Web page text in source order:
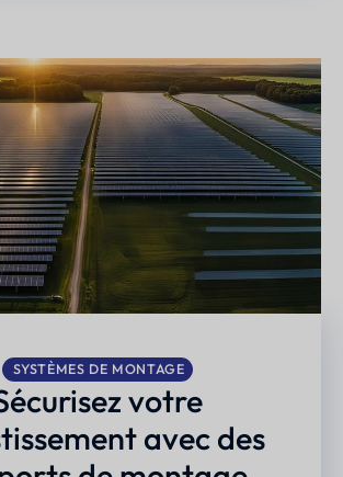
SYSTÈMES DE MONTAGE
votre
avec des